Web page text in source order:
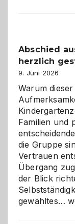
Abschied
herzlich
9. Juni 2026
Warum
Familien und
die Gruppe
Vertrauen
Übergang
der Blick
gewähltes…